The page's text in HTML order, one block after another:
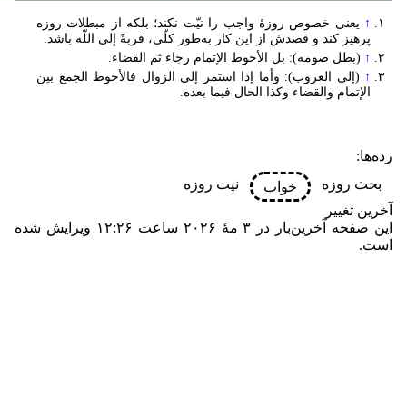
↑ یعنی خصوص روزۀ واجب را نیّت نکند؛ بلکه از مبطلات روزه
پرهیز کند و قصدش از این کار به‌طور کلّی، قربةً إلی اللّه باشد.
↑ (بطل صومه): بل الأحوط الإتمام رجاء ثم القضاء.
↑ (إلی الغروب): وأما إذا استمر إلی الزوال فالأحوط الجمع بین
الإتمام والقضاء وکذا الحال فیما بعده.
رده‌ها:
بحث روزه
خواب نیت روزه
آخرین تغییر
این صفحه آخرین‌بار در ‏۳ مهٔ ۲۰۲۶ ساعت ‏۱۲:۲۶ ویرایش شده
است.